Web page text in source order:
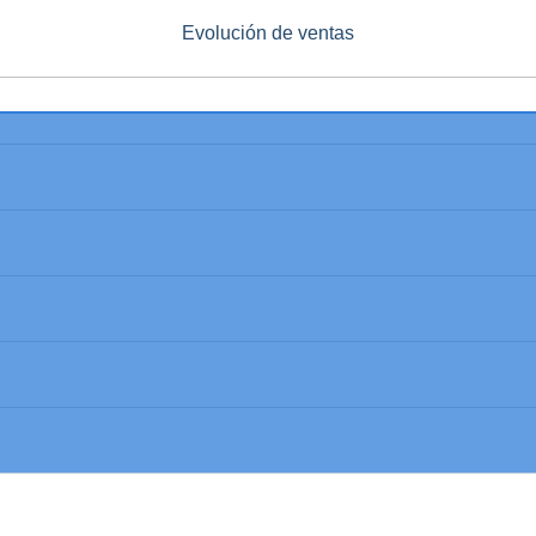
Evolución de ventas